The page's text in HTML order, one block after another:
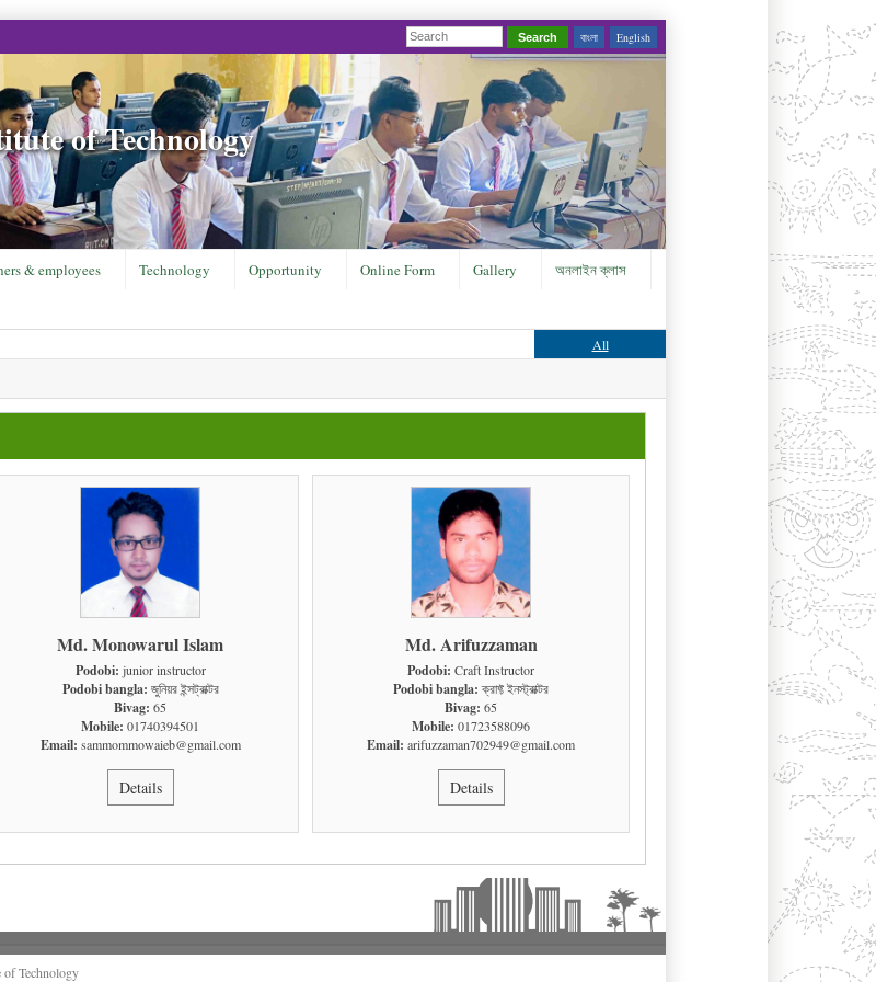
Search বাংলা English
of Technology
& employees Technology Opportunity Online Form Gallery
অনলাইন ক্লাস
All
Md. Monowarul Islam
Podobi: junior instructor
Podobi bangla: জুনিয়র ইন্সট্রাক্টর
Bivag: 65
Mobile: 01740394501
Email: sammommowaieb@gmail.com
Details
Md. Arifuzzaman
Podobi: Craft Instructor
Podobi bangla:ক্রাফ্ট ইনস্ট্রাক্টর
Bivag: 65
Mobile: 01723588096
Email: arifuzzaman702949@gmail.com
Details
Technology